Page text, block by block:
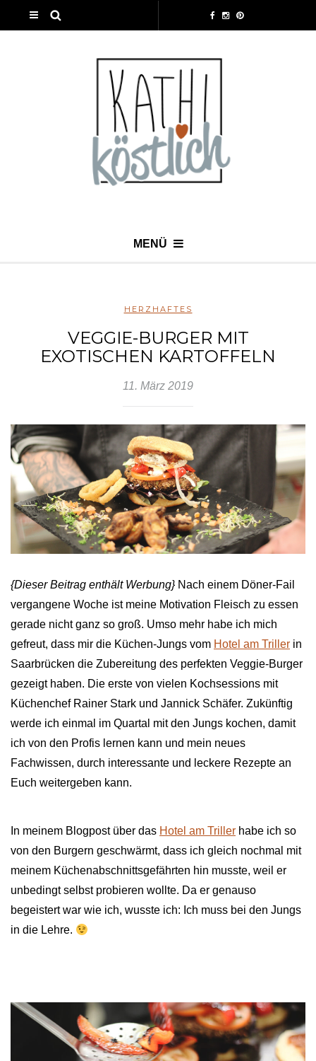
MENÜ
HERZHAFTES
VEGGIE-BURGER MIT
EXOTISCHEN KARTOFFELN
11. März 2019
{Dieser Beitrag enthält Werbung} Nach einem Döner-Fail
vergangene Woche ist meine Motivation Fleisch zu essen
gerade nicht ganz so groß. Umso mehr habe ich mich
gefreut, dass mir die Küchen-Jungs vom Hotel am Triller in
Saarbrücken die Zubereitung des perfekten Veggie-Burger
gezeigt haben. Die erste von vielen Kochsessions mit
Küchenchef Rainer Stark und Jannick Schäfer. Zukünftig
werde ich einmal im Quartal mit den Jungs kochen, damit
ich von den Profis lernen kann und mein neues
Fachwissen, durch interessante und leckere Rezepte an
Euch weitergeben kann.
In meinem Blogpost über das Hotel am Triller habe ich so
von den Burgern geschwärmt, dass ich gleich nochmal mit
meinem Küchenabschnittsgefährten hin musste, weil er
unbedingt selbst probieren wollte. Da er genauso
begeistert war wie ich, wusste ich: Ich muss bei den Jungs
in die Lehre.